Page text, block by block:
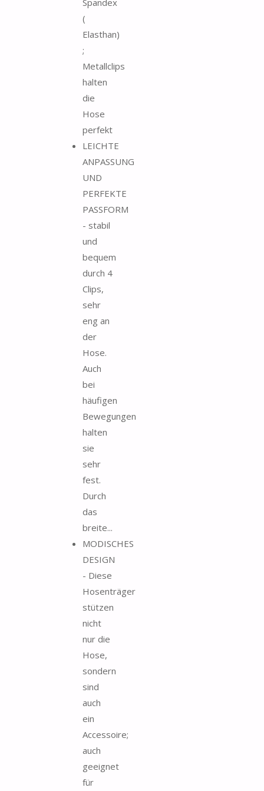
(
Elasthan)
;
Metallclips
halten
die
Hose
perfekt
LEICHTE
ANPASSUNG
UND
PERFEKTE
PASSFORM
- stabil
und
bequem
durch 4
Clips,
sehr
eng an
der
Hose.
Auch
bei
häufigen
Bewegungen
halten
sie
sehr
fest.
Durch
das
breite...
MODISCHES
DESIGN
- Diese
Hosenträger
stützen
nicht
nur die
Hose,
sondern
sind
auch
ein
Accessoire;
auch
geeignet
für